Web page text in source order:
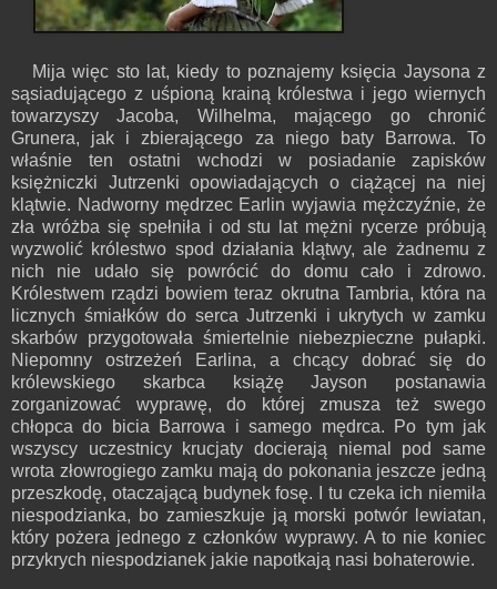
Mija więc sto lat, kiedy to poznajemy księcia Jaysona z
sąsiadującego z uśpioną krainą królestwa i jego wiernych
towarzyszy Jacoba, Wilhelma, mającego go chronić
Grunera, jak i zbierającego za niego baty Barrowa. To
właśnie ten ostatni wchodzi w posiadanie zapisków
księżniczki Jutrzenki opowiadających o ciążącej na niej
klątwie. Nadworny mędrzec Earlin wyjawia mężczyźnie, że
zła wróżba się spełniła i od stu lat mężni rycerze próbują
wyzwolić królestwo spod działania klątwy, ale żadnemu z
nich nie udało się powrócić do domu cało i zdrowo.
Królestwem rządzi bowiem teraz okrutna Tambria, która na
licznych śmiałków do serca Jutrzenki i ukrytych w zamku
skarbów przygotowała śmiertelnie niebezpieczne pułapki.
Niepomny ostrzeżeń Earlina, a chcący dobrać się do
królewskiego skarbca książę Jayson postanawia
zorganizować wyprawę, do której zmusza też swego
chłopca do bicia Barrowa i samego mędrca. Po tym jak
wszyscy uczestnicy krucjaty docierają niemal pod same
wrota złowrogiego zamku mają do pokonania jeszcze jedną
przeszkodę, otaczającą budynek fosę. I tu czeka ich niemiła
niespodzianka, bo zamieszkuje ją morski potwór lewiatan,
który pożera jednego z członków wyprawy. A to nie koniec
przykrych niespodzianek jakie napotkają nasi bohaterowie.